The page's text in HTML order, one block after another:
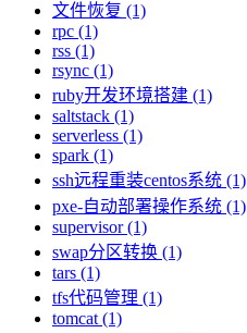
文件恢复 (1)
rpc (1)
rss (1)
rsync (1)
ruby开发环境搭建 (1)
saltstack (1)
serverless (1)
spark (1)
ssh远程重装centos系统 (1)
pxe-自动部署操作系统 (1)
supervisor (1)
swap分区转换 (1)
tars (1)
tfs代码管理 (1)
tomcat (1)